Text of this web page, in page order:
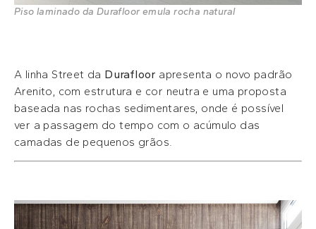
Piso laminado da Durafloor emula rocha natural
A linha Street da Durafloor apresenta o novo padrão
Arenito, com estrutura e cor neutra e uma proposta
baseada nas rochas sedimentares, onde é possível
ver a passagem do tempo com o acúmulo das
camadas de pequenos grãos.